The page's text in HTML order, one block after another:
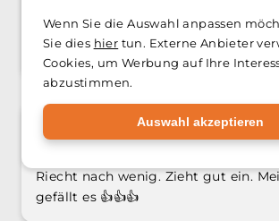
2
J
19. Dezember 2022
Riecht nach wenig. Zieht gut ein.
gefällt es 👍👍👍
Wenn Sie die Auswahl anpassen
Sie dies hier tun. Externe Anbieter
Cookies, um Werbung auf Ihre
abzustimmen.
Auswahl akzeptieren